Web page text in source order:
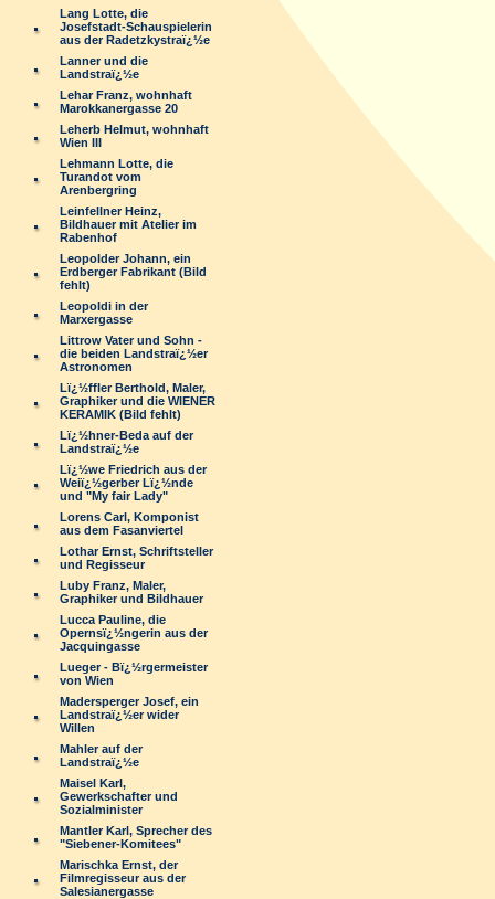
Lang Lotte, die
Josefstadt-Schauspielerin
aus der Radetzkystraï¿½e
Lanner und die
Landstraï¿½e
Lehar Franz, wohnhaft
Marokkanergasse 20
Leherb Helmut, wohnhaft
Wien III
Lehmann Lotte, die
Turandot vom
Arenbergring
Leinfellner Heinz,
Bildhauer mit Atelier im
Rabenhof
Leopolder Johann, ein
Erdberger Fabrikant (Bild
fehlt)
Leopoldi in der
Marxergasse
Littrow Vater und Sohn -
die beiden Landstraï¿½er
Astronomen
Lï¿½ffler Berthold, Maler,
Graphiker und die WIENER
KERAMIK (Bild fehlt)
Lï¿½hner-Beda auf der
Landstraï¿½e
Lï¿½we Friedrich aus der
Weiï¿½gerber Lï¿½nde
und "My fair Lady"
Lorens Carl, Komponist
aus dem Fasanviertel
Lothar Ernst, Schriftsteller
und Regisseur
Luby Franz, Maler,
Graphiker und Bildhauer
Lucca Pauline, die
Opernsï¿½ngerin aus der
Jacquingasse
Lueger - Bï¿½rgermeister
von Wien
Madersperger Josef, ein
Landstraï¿½er wider
Willen
Mahler auf der
Landstraï¿½e
Maisel Karl,
Gewerkschafter und
Sozialminister
Mantler Karl, Sprecher des
"Siebener-Komitees"
Marischka Ernst, der
Filmregisseur aus der
Salesianergasse